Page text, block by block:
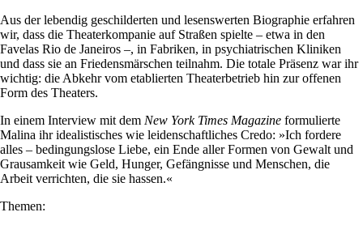
Aus der lebendig geschilderten und lesenswerten Biographie erfahren
wir, dass die Theaterkompanie auf Straßen spielte – etwa in den
Favelas Rio de Janeiros –, in Fabriken, in psychiatrischen Kliniken
und dass sie an Friedensmärschen teilnahm. Die totale Präsenz war ihr
wichtig: die Abkehr vom etablierten Theaterbetrieb hin zur offenen
Form des Theaters.
In einem Interview mit dem New York Times Magazine formulierte
Malina ihr idealistisches wie leidenschaftliches Credo: »Ich fordere
alles – bedingungslose Liebe, ein Ende aller Formen von Gewalt und
Grausamkeit wie Geld, Hunger, Gefängnisse und Menschen, die
Arbeit verrichten, die sie hassen.«
Themen: